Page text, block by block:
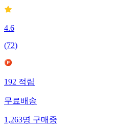
4.6
(72)
192적립
무료배송
1,263명구매중